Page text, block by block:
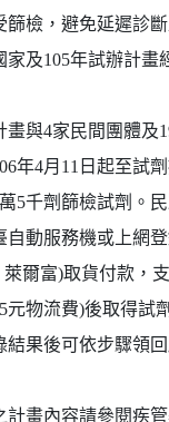
篩檢，避免延遲診
家及105年試辦計畫
畫與4家民間團體及
年4月11日起至試
5千劑篩檢試劑。
自動服務機或上網
爾富)取貨付款，
元物流費)後取得試
結果後可依步驟領
計畫內容請參閱疾